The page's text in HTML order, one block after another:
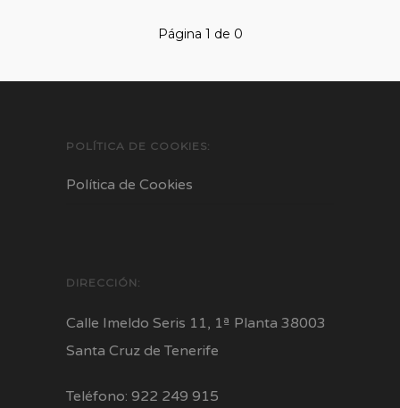
Página 1 de 0
POLÍTICA DE COOKIES:
Política de Cookies
DIRECCIÓN:
Calle Imeldo Seris 11, 1ª Planta 38003
Santa Cruz de Tenerife
Teléfono: 922 249 915